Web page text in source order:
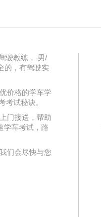
驶教练， 男/
的，有驾驶实
价格的学车学
考试秘诀。
门接送，帮助
学车考试，路
们会尽快与您